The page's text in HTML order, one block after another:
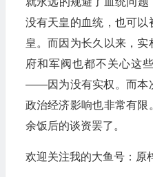
没有天皇的血统，也可
皇。而因为长久以来，
府和军阀也都不关心这
——因为没有实权。而本
政治经济影响也非常有
余饭后的谈资罢了。
欢迎关注我的大鱼号：原